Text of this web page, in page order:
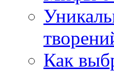
Как